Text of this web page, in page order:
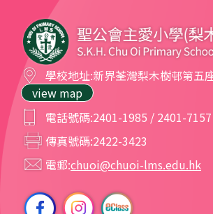
學校地址:新界荃灣梨木樹邨第五
view map
電話號碼:2401-1985 / 2401-7157
傳真號碼:2422-3423
電郵:chuoi@chuoi-lms.edu.hk